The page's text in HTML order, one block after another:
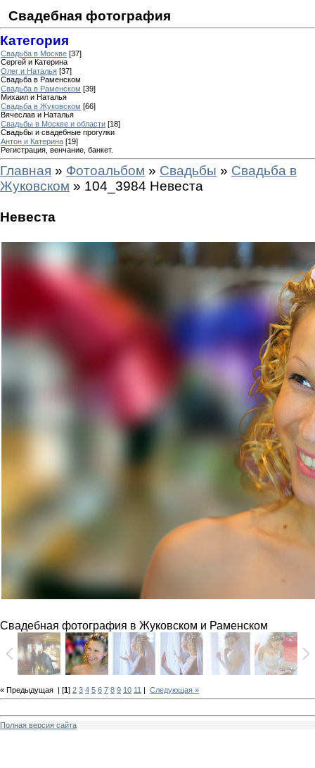
Свадебная фотография
Категория
Свадьба в Москве [37]
Сергей и Катерина
Олег и Наталья [37]
Свадьба в Раменском
Свадьба в Раменском [39]
Михаил и Наталья
Свадьба в Жуковском [66]
Вячеслав и Наталья
Свадьбы в Москве и области [18]
Свадьбы и свадебные прогулки
Антон и Катерина [19]
Регистрация, венчание, банкет.
Главная » Фотоальбом » Свадьбы » Свадьба в
Жуковском » 104_3984 Невеста
Невеста
Свадебная фотография в Жуковском и Раменском
« Предыдущая | [1] 2 3 4 5 6 7 8 9 10 11 Следующая »
Полная версия сайта